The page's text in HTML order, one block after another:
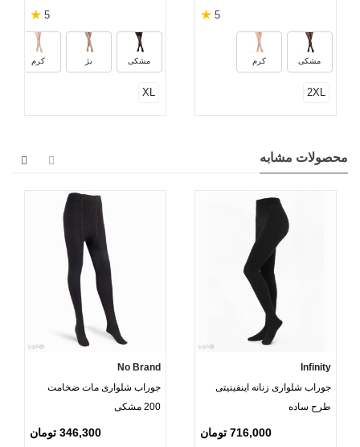
5
★
مشکی کرم
2XL
5
★
مشکی بژ کرم
XL
محصولات مشابه
Infinity
جوراب شلواری زنانه اینفینیتی
طرح ساده
716,000 تومان
No Brand
جوراب شلواری مات ضخامت
200 مشکی
346,300 تومان